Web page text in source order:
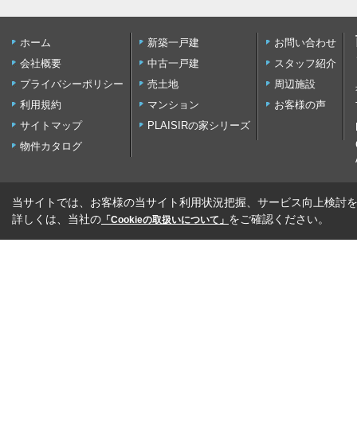
ホーム
会社概要
プライバシーポリシー
利用規約
サイトマップ
物件カタログ
新築一戸建
中古一戸建
売土地
マンション
PLAISIRの家シリーズ
お問い合わせ
スタッフ紹介
周辺施設
お客様の声
当サイトでは、お客様の当サイト利用状況把握、サービス向上検討
詳しくは、当社の 「Cookieの取扱いについて」 をご確認ください。